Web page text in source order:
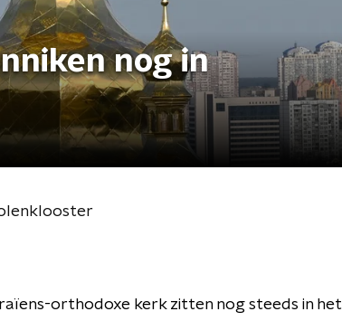
nog in
orthodoxe kerk zitten nog steeds in het